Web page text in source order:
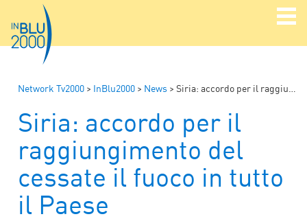
Network Tv2000 > InBlu2000 > News > Siria: accordo per il raggiungimento del cessate il fuoco in tutto il Paese
Siria: accordo per il
raggiungimento del
cessate il fuoco in tutto
il Paese